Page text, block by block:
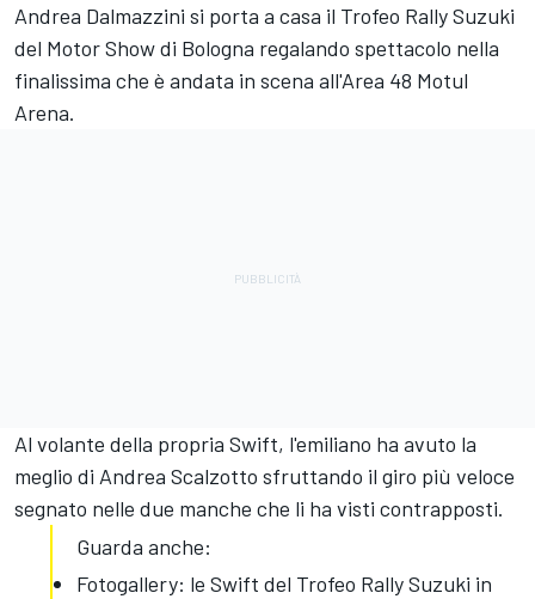
Andrea Dalmazzini si porta a casa il Trofeo Rally Suzuki
del Motor Show di Bologna regalando spettacolo nella
finalissima che è andata in scena all'Area 48 Motul
Arena.
Al volante della propria Swift, l'emiliano ha avuto la
meglio di Andrea Scalzotto sfruttando il giro più veloce
segnato nelle due manche che li ha visti contrapposti.
Guarda anche:
Fotogallery: le Swift del Trofeo Rally Suzuki in